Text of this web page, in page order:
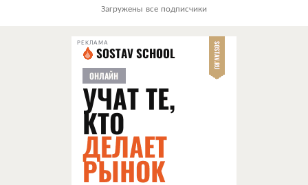
Загружены все подписчики
РЕКЛАМА